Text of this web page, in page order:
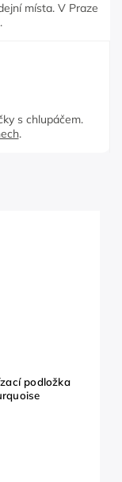
místa. V Praze
s chlupáčem.
.
podložka